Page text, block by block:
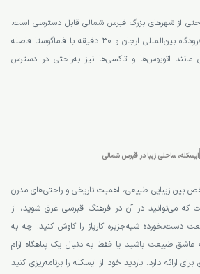
از شهرهای بزرگ قبرس شمالی قابل دسترسی است.
این شهر تقریباً ۴۰ دقیقه با فرودگاه بین‌المللی ارجان و ۳۰ دقیقه با فاماگوستا فاصله
اتوبوس‌ها و تاکسی‌ها نیز به‌راحتی در دسترس
بین زیبایی طبیعی، اهمیت تاریخی و راحتی‌های مدرن
می‌توانید در آن در فرهنگ قبرسی غرق شوید، از
دست‌نخورده شبه‌جزیره کارپاز را کاوش کنید. چه به
عاشق طبیعت باشید یا فقط به دنبال یک پناهگاه آرام
ارائه دارد. بازدید خود از ایسکله را برنامه‌ریزی کنید